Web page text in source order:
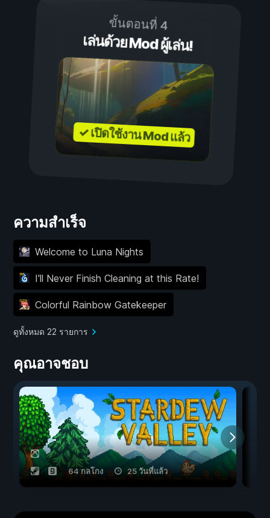
ขั้นตอนที่ 4
เล่นด้วย Mod ผู้เล่น!
✓ เปิดใช้งาน Mod แล้ว
ความสำเร็จ
Welcome to Luna Nights
I'll Never Finish Cleaning at this Rate!
Colorful Rainbow Gatekeeper
ดูทั้งหมด 22 รายการ
คุณอาจชอบ
64 กลโกง 25 วันที่แล้ว